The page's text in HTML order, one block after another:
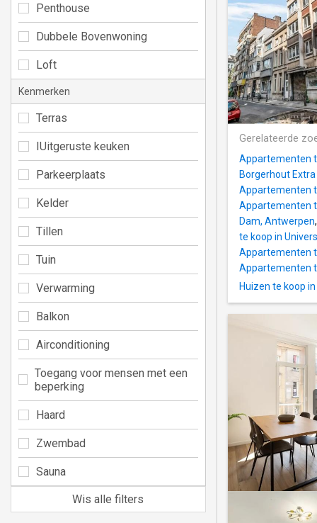
Gerelateerde
Appartementen
Borgerhout
Appartementen
Appartementen
Dam, Antwerpen,
te koop in
Appartementen
Appartementen
Huizen te koop
Penthouse
Dubbele Bovenwoning
Loft
Kenmerken
Terras
IUitgeruste keuken
Parkeerplaats
Kelder
Tillen
Tuin
Verwarming
Balkon
Airconditioning
Toegang voor mensen met een
beperking
Haard
Zwembad
Sauna
Wis alle filters